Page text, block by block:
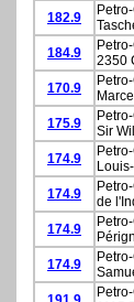
182.9
184.9
2350
170.9
175.9
Sir
174.9
174.9
de
174.9
174.9